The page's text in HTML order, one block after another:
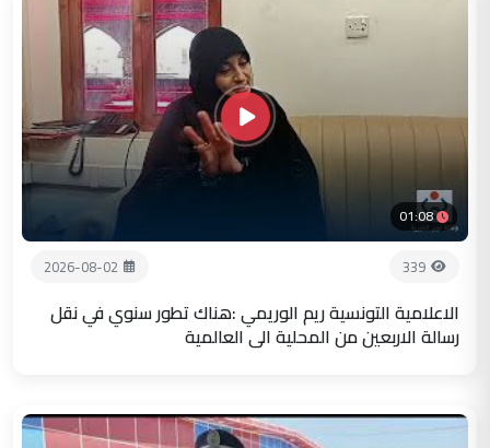
01:08
339
2026-08-02
الاعلامية التونسية ريم الوريمي :هناك تطور سنوي في نقل
رسالة الاربعين من المحلية الى العالمية